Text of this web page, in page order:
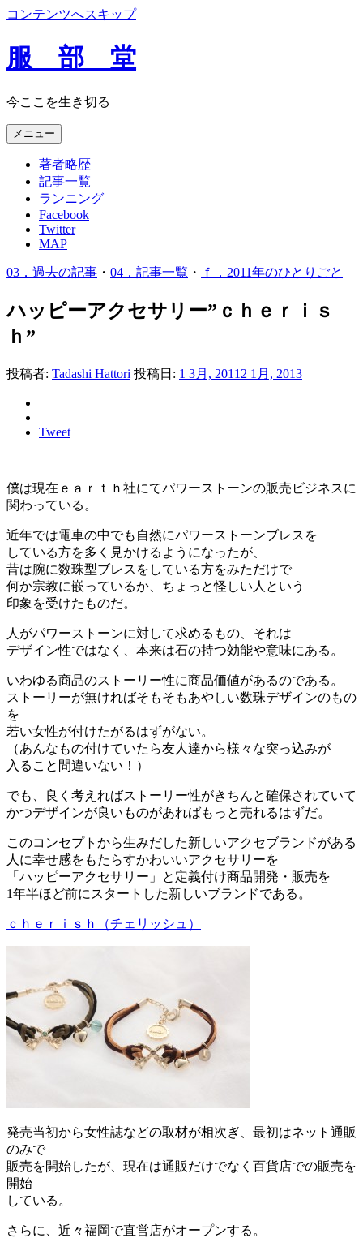
コンテンツへスキップ
服 部 堂
今ここを生き切る
メニュー
著者略歴
記事一覧
ランニング
Facebook
Twitter
MAP
03．過去の記事 ・ 04．記事一覧 ・ ｆ．2011年のひとりごと
ハッピーアクセサリー”ｃｈｅｒｉｓ
ｈ”
投稿者: Tadashi Hattori 投稿日: 1 3月, 2011 2 1月, 2013
Tweet
僕は現在ｅａｒｔｈ社にてパワーストーンの販売ビジネスに
関わっている。
近年では電車の中でも自然にパワーストーンブレスを
している方を多く見かけるようになったが、
昔は腕に数珠型ブレスをしている方をみただけで
何か宗教に嵌っているか、ちょっと怪しい人という
印象を受けたものだ。
人がパワーストーンに対して求めるもの、それは
デザイン性ではなく、本来は石の持つ効能や意味にある。
いわゆる商品のストーリー性に商品価値があるのである。
ストーリーが無ければそもそもあやしい数珠デザインのもの
を
若い女性が付けたがるはずがない。
（あんなもの付けていたら友人達から様々な突っ込みが
入ること間違いない！）
でも、良く考えればストーリー性がきちんと確保されていて
かつデザインが良いものがあればもっと売れるはずだ。
このコンセプトから生みだした新しいアクセブランドがある
人に幸せ感をもたらすかわいいアクセサリーを
「ハッピーアクセサリー」と定義付け商品開発・販売を
1年半ほど前にスタートした新しいブランドである。
ｃｈｅｒｉｓｈ（チェリッシュ）
発売当初から女性誌などの取材が相次ぎ、最初はネット通販
のみで
販売を開始したが、現在は通販だけでなく百貨店での販売を
開始
している。
さらに、近々福岡で直営店がオープンする。